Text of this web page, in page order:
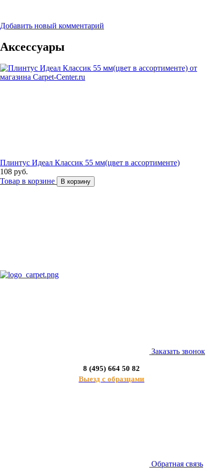
Добавить новый комментарий
Аксессуары
Плинтус Идеал Классик 55 мм(цвет в ассортименте)
108 руб.
Товар в корзине
В корзину
Заказать звонок
8 (495) 664 50 82
Выезд с образцами
Обратная связь